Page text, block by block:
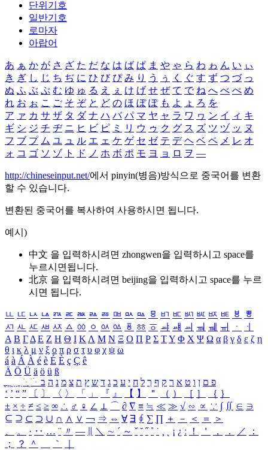
단위기호
일반기호
로마자
아랍어
あ ぁ か が さ ざ た だ な は ば ぱ ま や ゃ ら わ ゎ ん い ぃ
き ぎ し じ ち ぢ に ひ び ぴ み り う ぅ く ぐ す ず つ づ っ
ぬ ふ ぶ ぷ む ゆ ゅ る え ぇ け げ せ ぜ て で ね へ べ ぺ め
れ お ぉ こ ご そ ぞ と ど の ほ ぼ ぽ も よ ょ ろ を
ア ァ カ サ ザ タ ダ ナ ハ バ パ マ ヤ ャ ラ ワ ヮ ン イ ィ キ
ギ シ ジ チ ヂ ニ ヒ ビ ピ ミ リ ウ ゥ ク グ ス ズ ツ ヅ ッ ヌ
フ ブ プ ム ユ ュ ル エ ェ ケ ゲ セ ゼ テ デ ヘ ベ ペ メ レ オ
ォ コ ゴ ソ ゾ ト ド ノ ホ ボ ポ モ ヨ ョ ロ ヲ ―
http://chineseinput.net/에서 pinyin(병음)방식으로 중국어를 변환
할 수 있습니다.
변환된 중국어를 복사하여 사용하시면 됩니다.
예시)
中文 을 입력하시려면 zhongwen을 입력하시고 space를
누르시면됩니다.
北京 을 입력하시려면 beijing을 입력하시고 space를 누르
시면 됩니다.
ㅥ ㅦ ㅧ ㅨ ㅩ ㅪ ㅫ ㅬ ㅭ ㅮ ㅯ ㅰ ㅱ ㅲ ㅳ ㅴ ㅵ ㅶ ㅷ ㅸ
ㅹ
ㅺ ㅻ ㅼ ㅽ ㅾ ㅿ ㆀ ㆁ ㆂ ㆃ ㆄ ㆅ ㆆ ㆇ ㆈ ㆉ ㆊ ㆋ ㆌ ㆍ
ㆎ
Α Β ΓΔ Ε Ζ Η Θ Ι ΚΛ Μ Ν Ξ Ο Π Ρ Σ ΤΥ Φ Χ Ψ Ω α β γ δ ε ζ η
θ ι κ λ μ ν ξ ο π ρ σ τ υ φ χ ψ ω
á à Á À é è É È ç Ç ê
Ä Ö Ü ä ö ü ß
ִֶֹ ֻּ ׁׂ פ ם ן ו ט א ר ק ף ך ל ח י ע כ ג ד ש ץ ת צ מ נ ה ב
‘ ’ “ ” 〔 〕 〈 〉 「 」 『 』 【 】 ＂ （ ） ［ ］ ｛ ｝
± × ÷ ≠ ≤ ≥ ∞ ∴ ♂ ♀ ∠ ⊥ ⌒ ∂ ∇ ≡ ≒ ≪ ≫ √ ∽ ∝ ∵ ∫ ∬ ∈ ∋
⊆ ⊇ ⊂ ⊃ ∪ ∩ ∧ ∨ ￢ ⇒ ⇔ ∀ ∃ ∮ ∑ ∏ ＋ － ＜ ＝
＞
、
。 · ‥ … ¨ 〃 ― ＼ ∼ ´ ～ ˇ ˘ ˝ ˚ ˙ ¸ ¡ ¿ ː ！ ＇ ， ． ／
：
；
？ ＾ ｀